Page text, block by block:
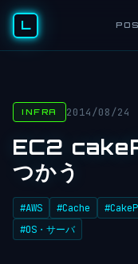
L
INFRA 2014/08/24
EC2
つかう
#AWS #Cache
#OS・サーバ